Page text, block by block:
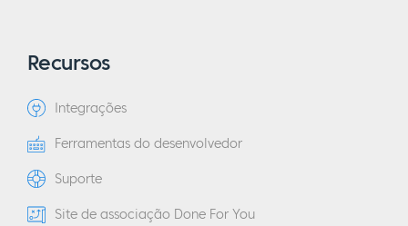
Recursos
Integrações
Ferramentas do desenvolvedor
Suporte
Site de associação Done For You